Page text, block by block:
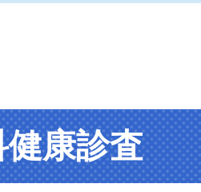
康診査